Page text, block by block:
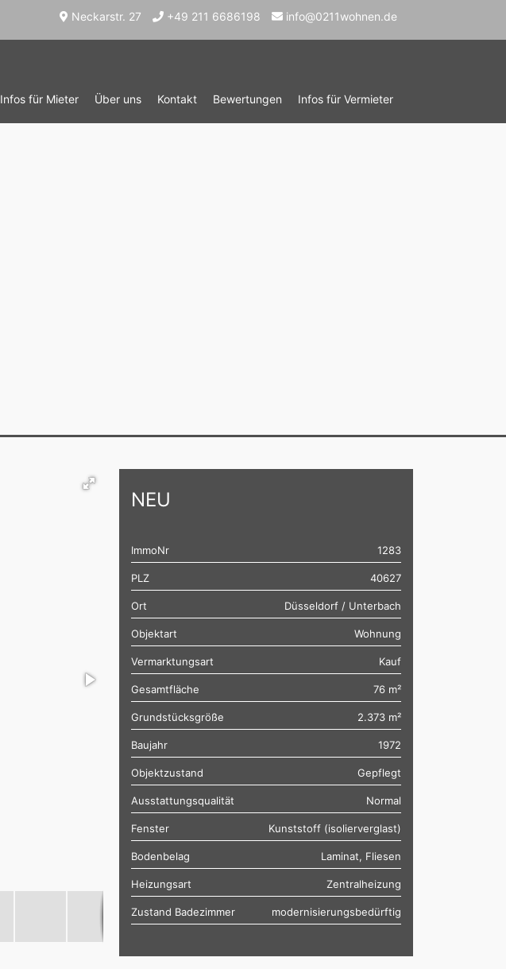
Neckarstr. 27 +49 211 6686198 info@0211wohnen.de
Infos für Mieter Über uns Kontakt Bewertungen Infos für Vermieter
NEU
ImmoNr 1283
PLZ 40627
Ort Düsseldorf / Unterbach
Objektart Wohnung
Vermarktungsart Kauf
Gesamtfläche 76 m²
Grundstücksgröße 2.373 m²
Baujahr 1972
Objektzustand Gepflegt
Ausstattungsqualität Normal
Fenster Kunststoff (isolierverglast)
Bodenbelag Laminat, Fliesen
Heizungsart Zentralheizung
Zustand Badezimmer modernisierungsbedürftig